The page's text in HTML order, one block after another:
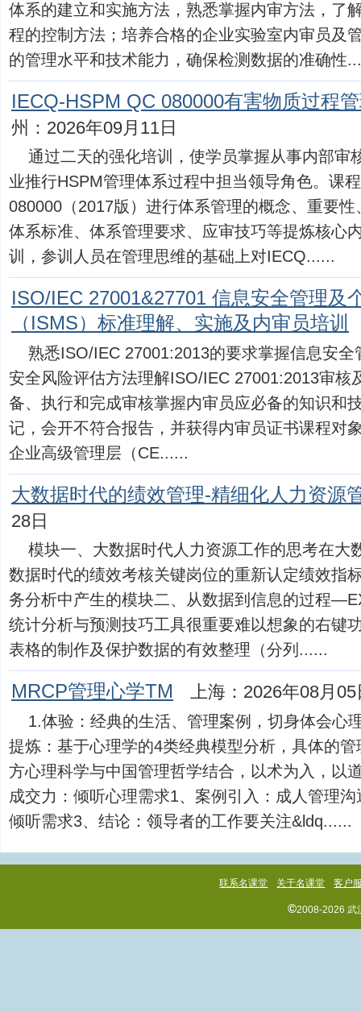
体系的建立和实施方法，熟悉掌握内审方法，了
程的控制方法；培养合格的企业实验室内审员及
的管理水平和技术能力，确保检测数据的准确性
IECQ-HSPM QC 080000有害物质过程
州：2026年09月11日
通过二天的强化培训，使学员掌握从事内部审
业推行HSPM管理体系过程中担当领导角色。课
080000（2017版）进行体系管理的概念、重要
体系标准、体系管理要求、应审技巧等提炼核心
训，参训人员在管理思维的基础上对IECQ......
ISO/IEC 27001&27701 信息安全管理及
（ISMS）标准理解、实施及内审员培训
熟悉ISO/IEC 27001:2013的要求掌握信息安
安全风险评估方法理解ISO/IEC 27001:2013审核
备、执行和完成审核掌握内审员应必备的知识和
记，会开不符合报告，并获得内审员证书课程对
企业高级管理层（CE......
大数据时代的绩效管理-精细化人力资源
28日
模块一、大数据时代人力资源工作的思考在大
数据时代的绩效考核关键岗位的重新认定绩效指
务分析中产生的模块二、从数据到信息的过程
统计分析与预测技巧工具很重要难以想象的右键
表格的制作及保护数据的有效整理（分列......
MRCP管理心学TM 上海：2026年08月05
1.体验：经典的生活、管理案例，切身体会心
提炼：基于心理学的4类经典模型分析，具体的
方心理科学与中国管理哲学结合，以术为入，以
成交力：倾听心理需求1、案例引入：成人管理
倾听需求3、结论：领导者的工作要关注&ldq......
联系名课堂 关于名课堂 客户
©2008-2026 武